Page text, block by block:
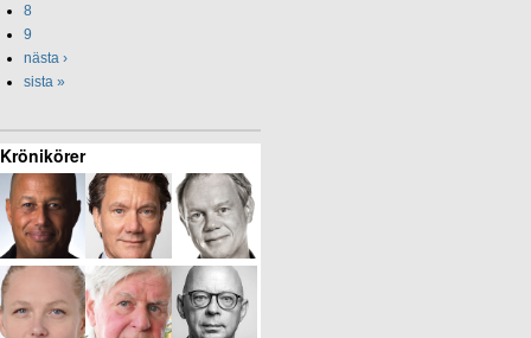
8
9
nästa ›
sista »
Krönikörer